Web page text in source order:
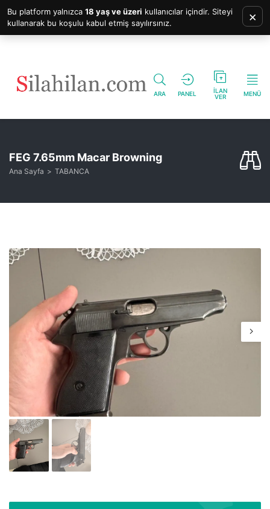
ARA PANEL
İLAN
VER
MENÜ
FEG 7.65mm Macar Browning
Ana Sayfa TABANCA
Bu platform yalnızca 18 yaş ve üzeri kullanıcılar içindir. Siteyi
kullanarak bu koşulu kabul etmiş sayılırsınız.
×